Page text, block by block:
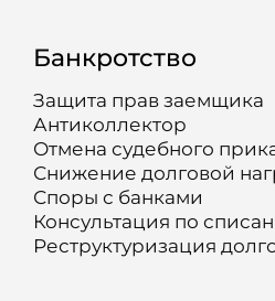
Банкротство
Защита прав заемщика
Антиколлектор
Отмена судебного
Снижение долговой
Споры с банками
Консультация по
Реструктуризация